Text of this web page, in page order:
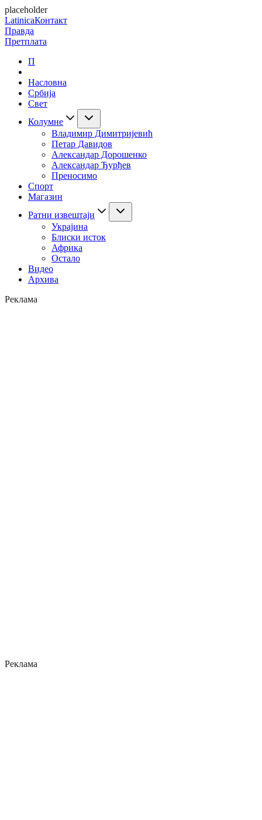
placeholder
LatinicaКонтакт
Правда
Претплата
П
Насловна
Србија
Свет
Колумне
Владимир Димитријевић
Петар Давидов
Александар Дорошенко
Александар Ђурђев
Преносимо
Спорт
Магазин
Ратни извештаји
Украјина
Блиски исток
Африка
Остало
Видео
Архива
Реклама
Реклама